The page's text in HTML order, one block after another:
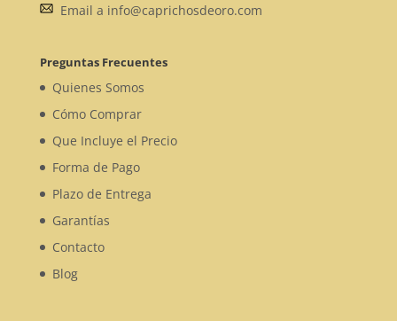
Email a info@caprichosdeoro.com
Preguntas Frecuentes
Quienes Somos
Cómo Comprar
Que Incluye el Precio
Forma de Pago
Plazo de Entrega
Garantías
Contacto
Blog